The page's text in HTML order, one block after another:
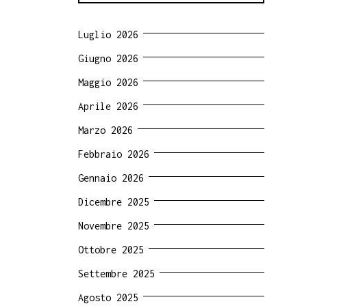
Luglio 2026
Giugno 2026
Maggio 2026
Aprile 2026
Marzo 2026
Febbraio 2026
Gennaio 2026
Dicembre 2025
Novembre 2025
Ottobre 2025
Settembre 2025
Agosto 2025